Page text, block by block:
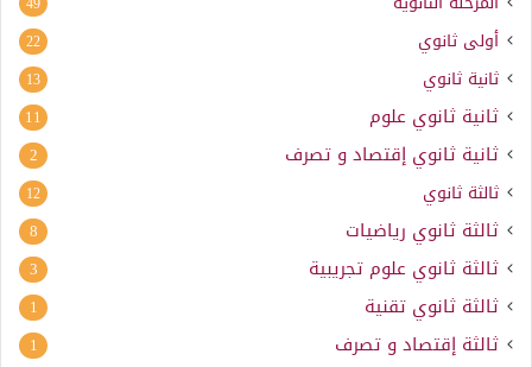
أولى ثانوي 22
ثانية ثانوي 13
ثانية ثانوي علوم 11
ثانية ثانوي إقتصاد و تصرف 2
ثالثة ثانوي 12
ثالثة ثانوي رياضيات 8
ثالثة ثانوي علوم تجريبية 3
ثالثة ثانوي تقنية 1
ثالثة إقتصاد و تصرف 1